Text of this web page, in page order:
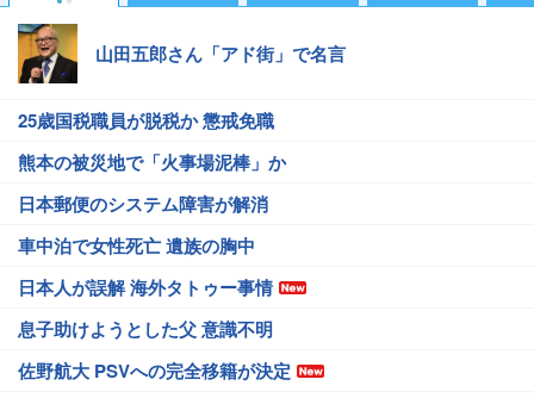
山田五郎さん「アド街」で名言
25歳国税職員が脱税か 懲戒免職
熊本の被災地で「火事場泥棒」か
日本郵便のシステム障害が解消
車中泊で女性死亡 遺族の胸中
日本人が誤解 海外タトゥー事情
息子助けようとした父 意識不明
佐野航大 PSVへの完全移籍が決定